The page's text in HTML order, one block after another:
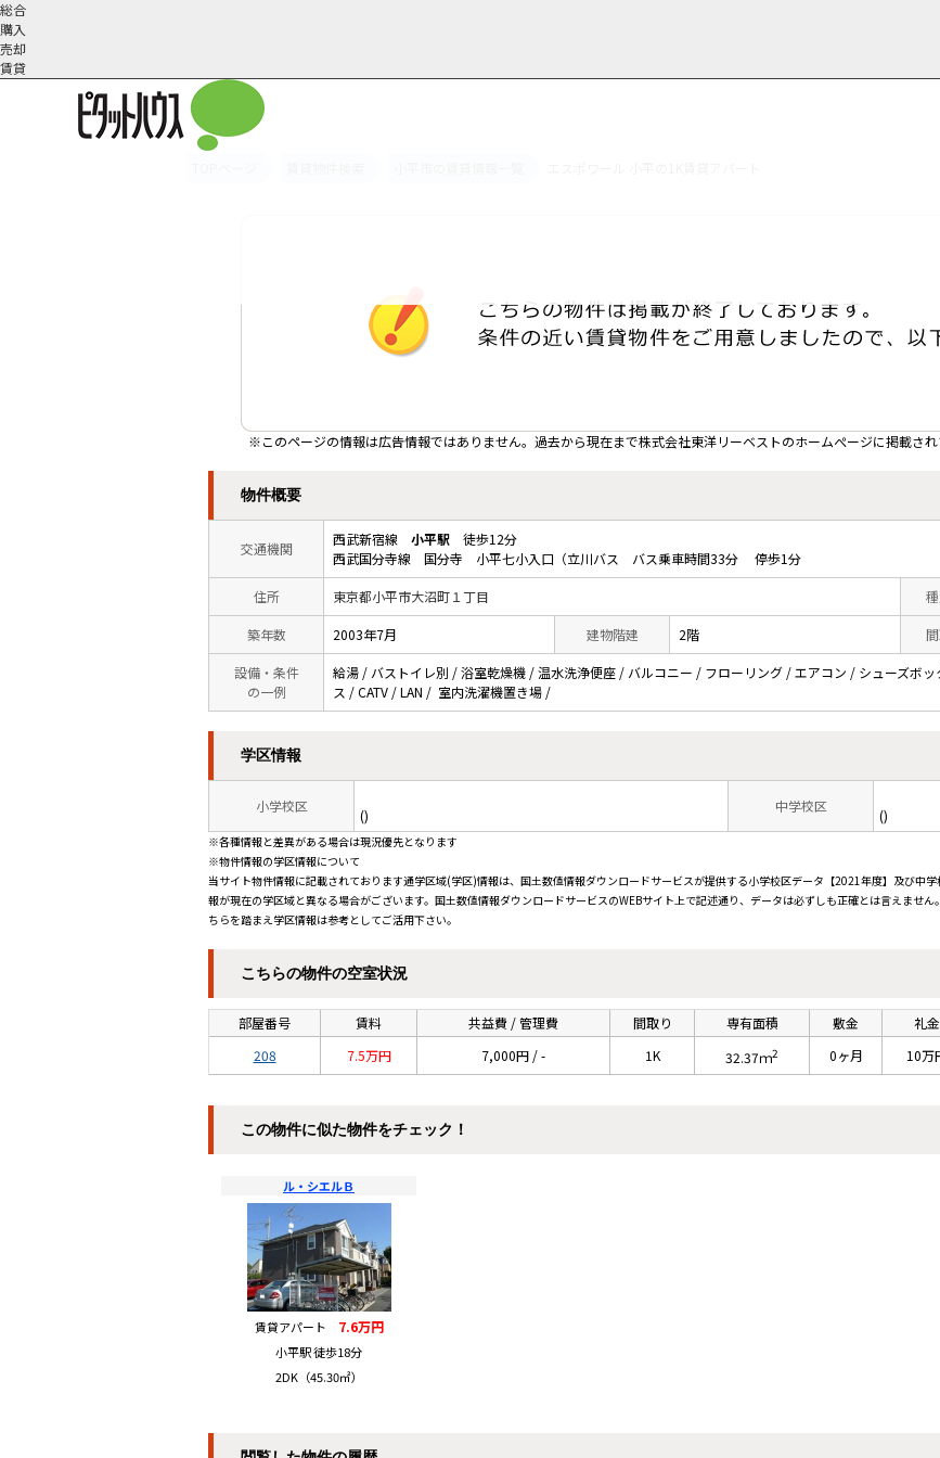
総合
購入
売却
賃貸
※このページの情報は広告情報ではありません。過去から現在まで株式会社東洋リーベストのホームぺージに掲載され
物件概要
交通機関
西武新宿線 小平駅 徒歩12分
西武国分寺線 国分寺 小平七小入口（立川バス バス乗車時間33分 停歩1分
住所 東京都小平市大沼町１丁目
築年数 2003年7月 建物階建 2階
設備・条件
の一例
給湯 / バストイレ別 / 浴室乾燥機 / 温水洗浄便座 / バルコニー / フローリング / エアコン / シューズボ
ス / CATV / LAN / 室内洗濯機置き場 /
学区情報
小学校区
()
中学校区
()
※各種情報と差異がある場合は現況優先となります
※物件情報の学区情報について
当サイト物件情報に記載されております通学区域(学区)情報は、国土数値情報ダウンロードサービスが提供する小学校区データ【2021年度】及び中
報が現在の学区域と異なる場合がございます。国土数値情報ダウンロードサービスのWEBサイト上で記述通り、データは必ずしも正確とは言えませ
ちらを踏まえ学区情報は参考としてご活用下さい。
こちらの物件の空室状況
部屋番号 賃料 共益費 / 管理費 間取り 専有面積 敷金 礼金
208
7.5万円 7,000円 / - 1K 32.37ｍ2 0ヶ月 10万
この物件に似た物件をチェック！
ル・シエルＢ
賃貸アパート 7.6万円
小平駅 徒歩18分
2DK（45.30㎡）